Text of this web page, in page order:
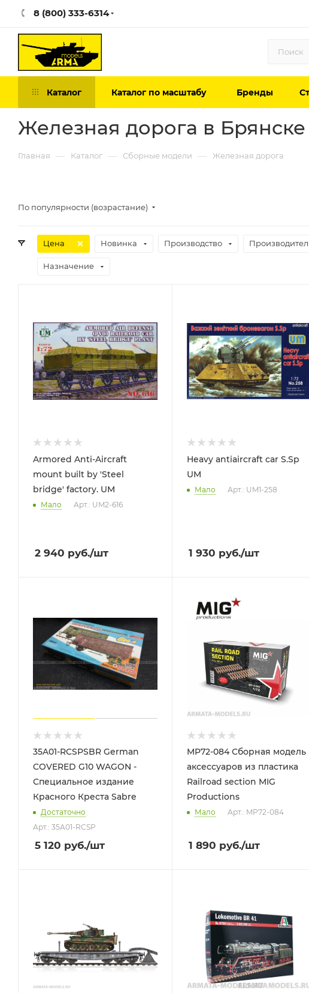
8 (800) 333-6314
Каталог Каталог по масштабу Бренды
Железная дорога в Брянске
Главная — Каталог — Сборные модели — Железная дорога
По популярности (возрастание)
Цена Новинка Производство
Назначение
Armored Anti-Aircraft
mount built by 'Steel
bridge' factory. UM
Мало Арт.: UM2-616
2 940 руб./шт
Heavy antiaircraft car S.Sp
UM
Мало Арт.: UM1-258
1 930 руб./шт
35A01-RCSPSBR German
COVERED G10 WAGON -
Специальное издание
Красного Креста Sabre
Достаточно
Арт.: 35A01-RCSP
5 120 руб./шт
MP72-084 Сборная модель
аксессуаров из пластика
Railroad section MIG
Productions
Мало Арт.: MP72-084
1 890 руб./шт